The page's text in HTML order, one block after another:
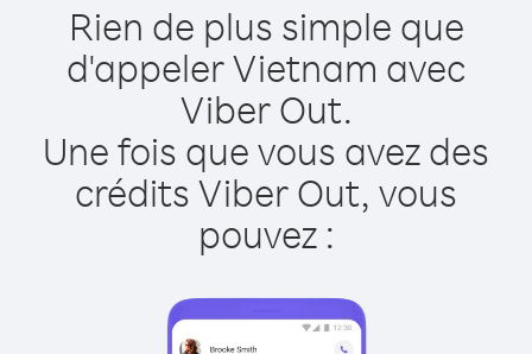
Rien de plus simple que
d'appeler Vietnam avec
Viber Out.
Une fois que vous avez des
crédits Viber Out, vous
pouvez :